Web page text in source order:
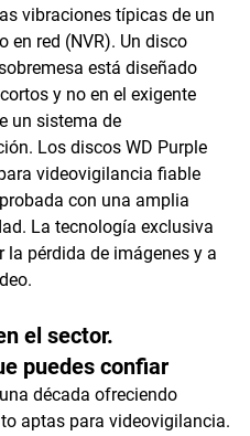
vibraciones típicas de un
en red (NVR). Un disco
está diseñado
y no en el exigente
un sistema de
Los discos WD Purple
videovigilancia fiable
con una amplia
La tecnología exclusiva
pérdida de imágenes y a
el sector.
puedes confiar
década ofreciendo
aptas para videovigilancia.